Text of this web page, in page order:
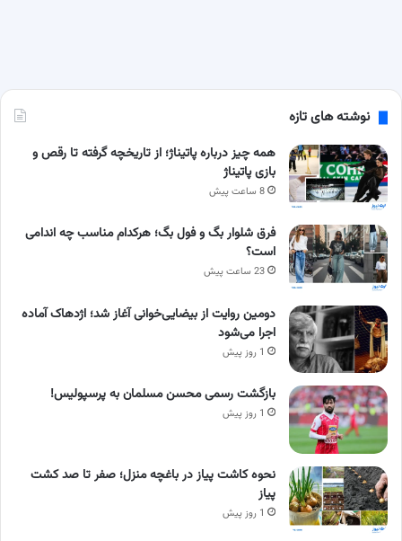
نوشته های تازه
همه چیز درباره پاتیناژ؛ از تاریخچه گرفته تا رقص و
بازی پاتیناژ
8 ساعت پیش
فرق شلوار بگ و فول بگ؛ هرکدام مناسب چه اندامی
است؟
23 ساعت پیش
دومین روایت از بیضایی‌خوانی آغاز شد؛ اژدهاک آماده
اجرا می‌شود
1 روز پیش
بازگشت رسمی محسن مسلمان به پرسپولیس!
1 روز پیش
نحوه کاشت پیاز در باغچه منزل؛ صفر تا صد کشت
پیاز
1 روز پیش